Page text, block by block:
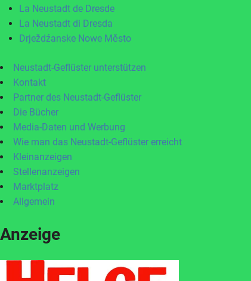
La Neustadt de Dresde
La Neustadt di Dresda
Drježdźanske Nowe Město
Neustadt-Geflüster unterstützen
Kontakt
Partner des Neustadt-Geflüster
Die Bücher
Media-Daten und Werbung
Wie man das Neustadt-Geflüster erreicht
Kleinanzeigen
Stellenanzeigen
Marktplatz
Allgemein
Anzeige